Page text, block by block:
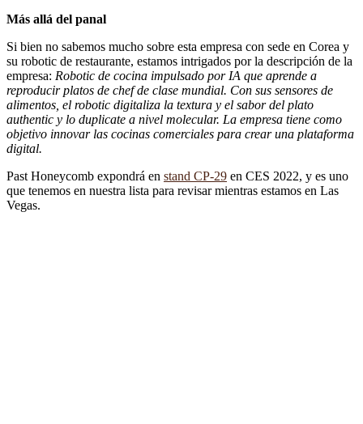
Más allá del panal
Si bien no sabemos mucho sobre esta empresa con sede en Corea y
su robotic de restaurante, estamos intrigados por la descripción de la
empresa: Robotic de cocina impulsado por IA que aprende a
reproducir platos de chef de clase mundial. Con sus sensores de
alimentos, el robotic digitaliza la textura y el sabor del plato
authentic y lo duplicate a nivel molecular. La empresa tiene como
objetivo innovar las cocinas comerciales para crear una plataforma
digital.
Past Honeycomb expondrá en stand CP-29 en CES 2022, y es uno
que tenemos en nuestra lista para revisar mientras estamos en Las
Vegas.